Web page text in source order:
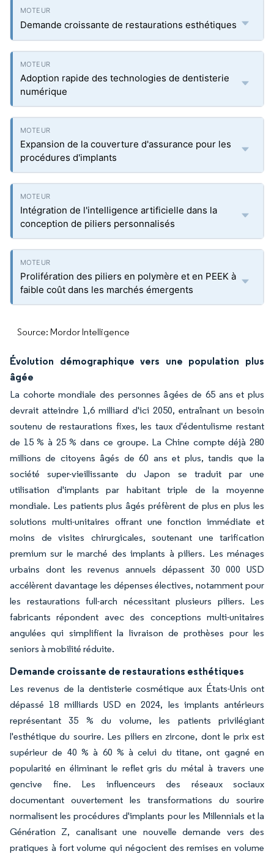
Demande croissante de restaurations esthétiques
Adoption rapide des technologies de dentisterie
numérique
Expansion de la couverture d'assurance pour les
procédures d'implants
Intégration de l'intelligence artificielle dans la
conception de piliers personnalisés
Prolifération des piliers en polymère et en PEEK à
faible coût dans les marchés émergents
Source: Mordor Intelligence
Évolution démographique vers une population plus
âgée
La cohorte mondiale des personnes âgées de 65 ans et plus
devrait atteindre 1,6 milliard d'ici 2050, entraînant un besoin
soutenu de restaurations fixes, les taux d'édentulisme restant
de 15 % à 25 % dans ce groupe. La Chine compte déjà 280
millions de citoyens âgés de 60 ans et plus, tandis que la
société super-vieillissante du Japon se traduit par une
utilisation d'implants par habitant triple de la moyenne
mondiale. Les patients plus âgés préfèrent de plus en plus les
solutions multi-unitaires offrant une fonction immédiate et
moins de visites chirurgicales, soutenant une tarification
premium sur le marché des implants à piliers. Les ménages
urbains dont les revenus annuels dépassent 30 000 USD
accélèrent davantage les dépenses électives, notamment pour
les restaurations full-arch nécessitant plusieurs piliers. Les
fabricants répondent avec des conceptions multi-unitaires
angulées qui simplifient la livraison de prothèses pour les
seniors à mobilité réduite.
Demande croissante de restaurations esthétiques
Les revenus de la dentisterie cosmétique aux États-Unis ont
dépassé 18 milliards USD en 2024, les implants antérieurs
représentant 35 % du volume, les patients privilégiant
l'esthétique du sourire. Les piliers en zircone, dont le prix est
supérieur de 40 % à 60 % à celui du titane, ont gagné en
popularité en éliminant le reflet gris du métal à travers une
gencive fine. Les influenceurs des réseaux sociaux
documentant ouvertement les transformations du sourire
normalisent les procédures d'implants pour les Millennials et la
Génération Z, canalisant une nouvelle demande vers des
pratiques à fort volume qui négocient des remises en volume